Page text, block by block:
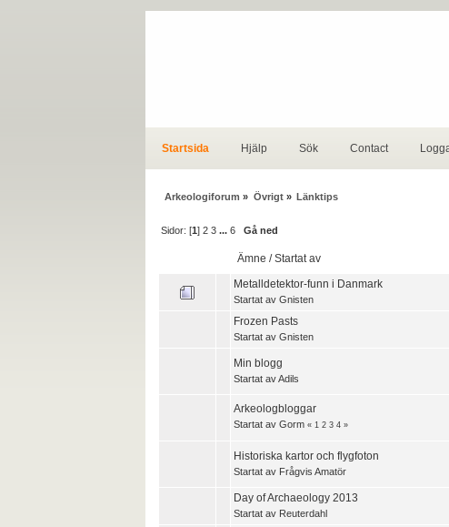
Startsida Hjälp Sök Contact
Arkeologiforum » Övrigt» Länktips
Sidor: [1]2 3 ...6 Gå ned
Ämne /Startat av
Metalldetektor-funn i Danmark
Startat av Gnisten
Frozen Pasts
Startat av Gnisten
Min blogg
Startat avAdils
Arkeologbloggar
Startat av Gorm « 1 2 3 4 »
Historiska kartor och flygfoton
Startat av Frågvis Amatör
Day of Archaeology 2013
Startat av Reuterdahl